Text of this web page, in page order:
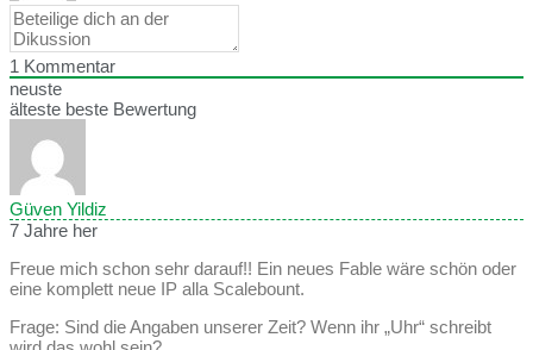
1 Kommentar
neuste
älteste beste Bewertung
Güven Yildiz
7 Jahre her
Freue mich schon sehr darauf!! Ein neues Fable wäre schön oder
eine komplett neue IP alla Scalebount.
Frage: Sind die Angaben unserer Zeit? Wenn ihr „Uhr“ schreibt